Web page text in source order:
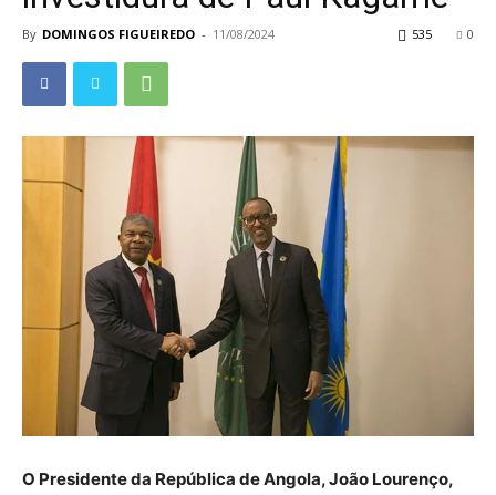
By DOMINGOS FIGUEIREDO - 11/08/2024 0
535
O Presidente da República de Angola, João Lourenço,